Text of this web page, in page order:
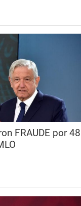
FRAUDE por 48